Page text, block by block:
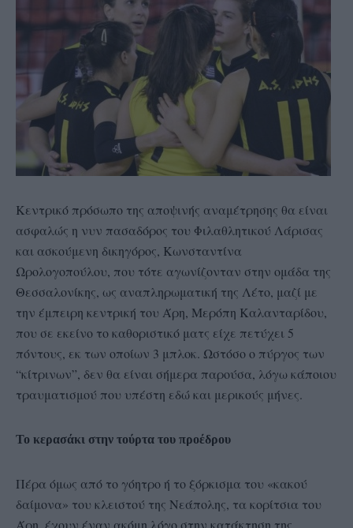
Κεντρικό πρόσωπο της αποψινής αναμέτρησης θα είναι
ασφαλώς η νυν πασαδόρος του Φιλαθλητικού Λάρισας
και ασκούμενη δικηγόρος, Κωνσταντίνα
Ωρολογοπούλου, που τότε αγωνίζονταν στην ομάδα της
Θεσσαλονίκης, ως αναπληρωματική της Λέτο, μαζί με
την έμπειρη κεντρική του Άρη, Μερόπη Καλανταρίδου,
που σε εκείνο το καθοριστικό ματς είχε πετύχει 5
πόντους, εκ των οποίων 3 μπλοκ. Ωστόσο ο πύργος των
“κίτρινων”, δεν θα είναι σήμερα παρούσα, λόγω κάποιου
τραυματισμού που υπέστη εδώ και μερικούς μήνες.
Το κερασάκι στην τούρτα του προέδρου
Πέρα όμως από το γόητρο ή το ξόρκισμα του «κακού
δαίμονα» του κλειστού της Νεάπολης, τα κορίτσια του
Άρη, έχουν έναν ακόμη λόγο στην κατάκτηση της